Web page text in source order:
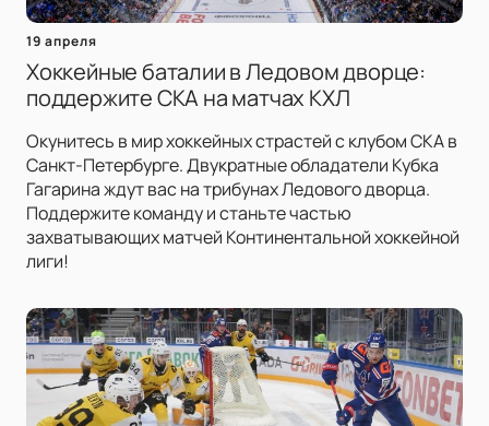
19 апреля
Хоккейные баталии в Ледовом дворце:
поддержите СКА на матчах КХЛ
Окунитесь в мир хоккейных страстей с клубом СКА в
Санкт-Петербурге. Двукратные обладатели Кубка
Гагарина ждут вас на трибунах Ледового дворца.
Поддержите команду и станьте частью
захватывающих матчей Континентальной хоккейной
лиги!